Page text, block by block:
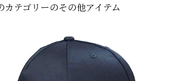
カテゴリーのその他アイテム